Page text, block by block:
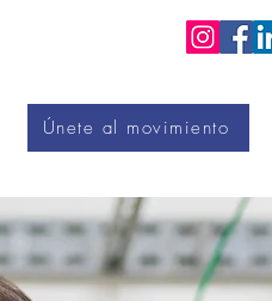
Únete al movimiento